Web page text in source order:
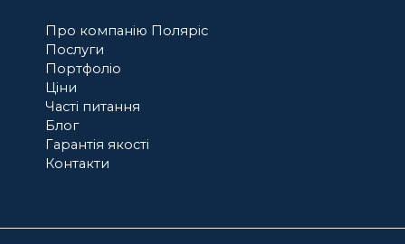
Про компанію Поляріс
Послуги
Портфоліо
Ціни
Часті питання
Блог
Гарантія якості
Контакти